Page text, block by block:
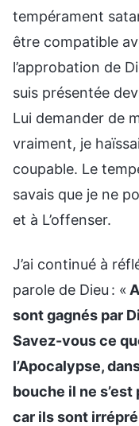
tempérament
être compatible
l’approbation de
suis présentée
Lui demander de
vraiment, je
coupable. Le
savais que je ne
et à L’offenser.
J’ai continué à
parole de Dieu : «
sont gagnés par
Savez-vous ce
l’Apocalypse,
bouche il ne
car ils sont